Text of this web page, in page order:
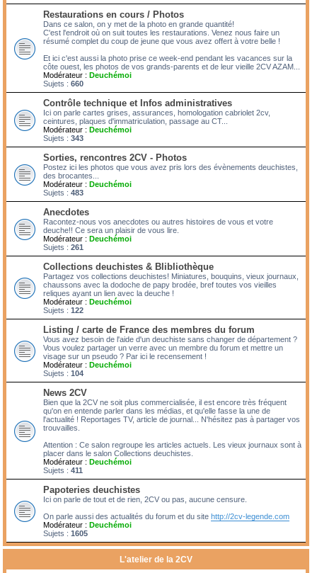
Restaurations en cours / Photos
Dans ce salon, on y met de la photo en grande quantité!
C'est l'endroit où on suit toutes les restaurations. Venez nous faire un
résumé complet du coup de jeune que vous avez offert à votre belle !
Et ici c'est aussi la photo prise ce week-end pendant les vacances sur la
côte ouest, les photos de vos grands-parents et de leur vieille 2CV AZAM...
Modérateur : Deuchémoi
Sujets : 660
Contrôle technique et Infos administratives
Ici on parle cartes grises, assurances, homologation cabriolet 2cv,
ceintures, plaques d'immatriculation, passage au CT...
Modérateur : Deuchémoi
Sujets : 343
Sorties, rencontres 2CV - Photos
Postez ici les photos que vous avez pris lors des évènements deuchistes,
des brocantes...
Modérateur : Deuchémoi
Sujets : 483
Anecdotes
Racontez-nous vos anecdotes ou autres histoires de vous et votre
deuche!! Ce sera un plaisir de vous lire.
Modérateur : Deuchémoi
Sujets : 261
Collections deuchistes & Blibliothèque
Partagez vos collections deuchistes! Miniatures, bouquins, vieux journaux,
chaussons avec la dodoche de papy brodée, bref toutes vos vieilles
reliques ayant un lien avec la deuche !
Modérateur : Deuchémoi
Sujets : 122
Listing / carte de France des membres du forum
Vous avez besoin de l'aide d'un deuchiste sans changer de département ?
Vous voulez partager un verre avec un membre du forum et mettre un
visage sur un pseudo ? Par ici le recensement !
Modérateur : Deuchémoi
Sujets : 104
News 2CV
Bien que la 2CV ne soit plus commercialisée, il est encore très fréquent
qu'on en entende parler dans les médias, et qu'elle fasse la une de
l'actualité ! Reportages TV, article de journal... N'hésitez pas à partager vos
trouvailles.
Attention : Ce salon regroupe les articles actuels. Les vieux journaux sont à
placer dans le salon Collections deuchistes.
Modérateur : Deuchémoi
Sujets : 411
Papoteries deuchistes
Ici on parle de tout et de rien, 2CV ou pas, aucune censure.
On parle aussi des actualités du forum et du site http://2cv-legende.com
Modérateur : Deuchémoi
Sujets : 1605
L'atelier de la 2CV